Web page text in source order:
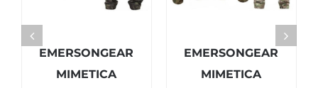
EMERSONGEAR
MIMETICA
EMERSONGEAR
MIMETICA